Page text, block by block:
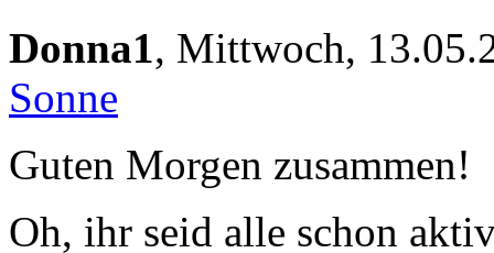
Donna1, Mittwoch,
Sonne
Guten Morgen zusammen!
Oh, ihr seid alle schon